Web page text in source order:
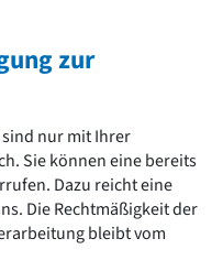
zur
nur mit Ihrer
Sie können eine bereits
Dazu reicht eine
Die Rechtmäßigkeit der
bleibt vom